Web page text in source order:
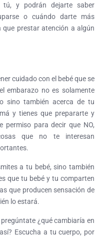
tú, y podrán dejarte saber
o cuándo darte más
prestar atención a algún
cuidado con el bebé que se
embarazo no es solamente
sino también acerca de tu
y tienes que prepararte y
permiso para decir que NO,
que no te interesan
a tu bebé, sino también
que tu bebé y tu comparten
que producen sensación de
lo estará.
¿qué cambiaría en
Escucha a tu cuerpo, por